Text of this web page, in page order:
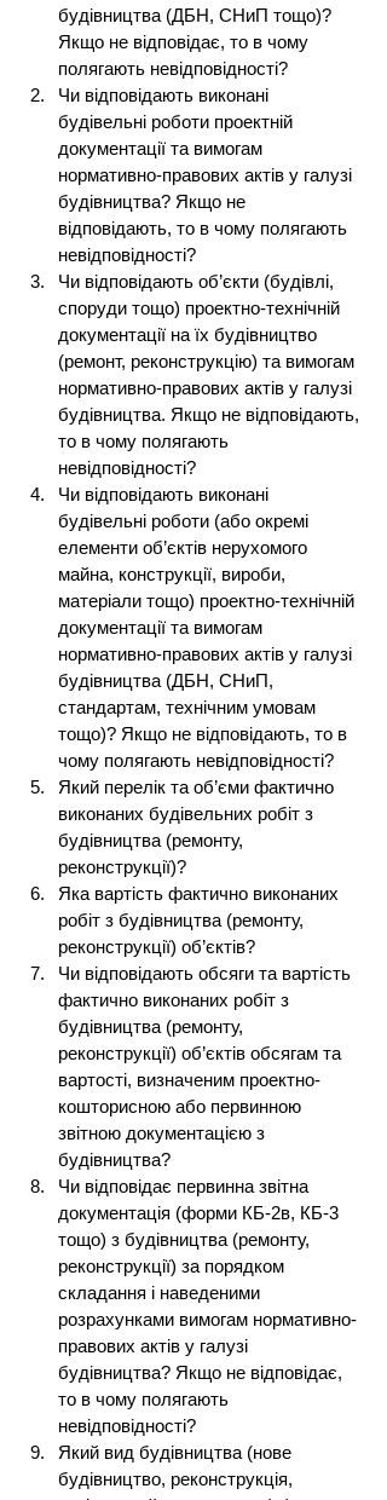
будівництва (ДБН, СНиП тощо)?
Якщо не відповідає, то в чому
полягають невідповідності?
Чи відповідають виконані
будівельні роботи проектній
документації та вимогам
нормативно-правових актів у галузі
будівництва? Якщо не
відповідають, то в чому полягають
невідповідності?
Чи відповідають об’єкти (будівлі,
споруди тощо) проектно-технічній
документації на їх будівництво
(ремонт, реконструкцію) та вимогам
нормативно-правових актів у галузі
будівництва. Якщо не відповідають,
то в чому полягають
невідповідності?
Чи відповідають виконані
будівельні роботи (або окремі
елементи об’єктів нерухомого
майна, конструкції, вироби,
матеріали тощо) проектно-технічній
документації та вимогам
нормативно-правових актів у галузі
будівництва (ДБН, СНиП,
стандартам, технічним умовам
тощо)? Якщо не відповідають, то в
чому полягають невідповідності?
Який перелік та об’єми фактично
виконаних будівельних робіт з
будівництва (ремонту,
реконструкції)?
Яка вартість фактично виконаних
робіт з будівництва (ремонту,
реконструкції) об’єктів?
Чи відповідають обсяги та вартість
фактично виконаних робіт з
будівництва (ремонту,
реконструкції) об’єктів обсягам та
вартості, визначеним проектно-
кошторисною або первинною
звітною документацією з
будівництва?
Чи відповідає первинна звітна
документація (форми КБ-2в, КБ-3
тощо) з будівництва (ремонту,
реконструкції) за порядком
складання і наведеними
розрахунками вимогам нормативно-
правових актів у галузі
будівництва? Якщо не відповідає,
то в чому полягають
невідповідності?
Який вид будівництва (нове
будівництво, реконструкція,